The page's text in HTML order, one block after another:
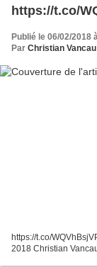
https://t.co/
Publié le 06/02/2018
Par Christian Vancau
https://t.co/
2018 Christian